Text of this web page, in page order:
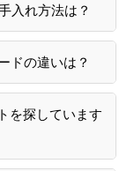
入れ方法は？
ドの違いは？
を探しています